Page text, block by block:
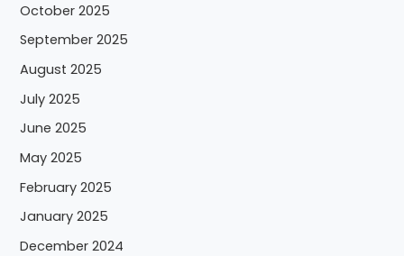
October 2025
September 2025
August 2025
July 2025
June 2025
May 2025
February 2025
January 2025
December 2024